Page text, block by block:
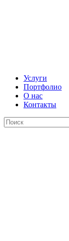
Услуги
Портфолио
О нас
Контакты